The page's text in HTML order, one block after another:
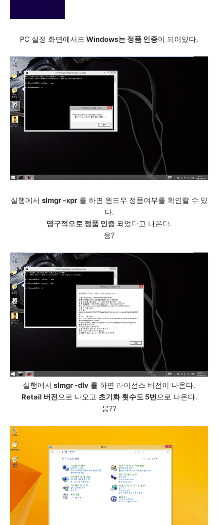
PC 설정 화면에서도 Windows는 정품 인증이 되어있다.
실행에서 slmgr -xpr를 하면 윈도우 정품여부를 확인할 수 있
다.
영구적으로 정품 인증 되었다고 나온다.
응?
실행에서 slmgr -dlv 를 하면 라이선스 버전이 나온다.
Retail 버전으로 나오고 초기화 횟수도 5번으로 나온다.
응??